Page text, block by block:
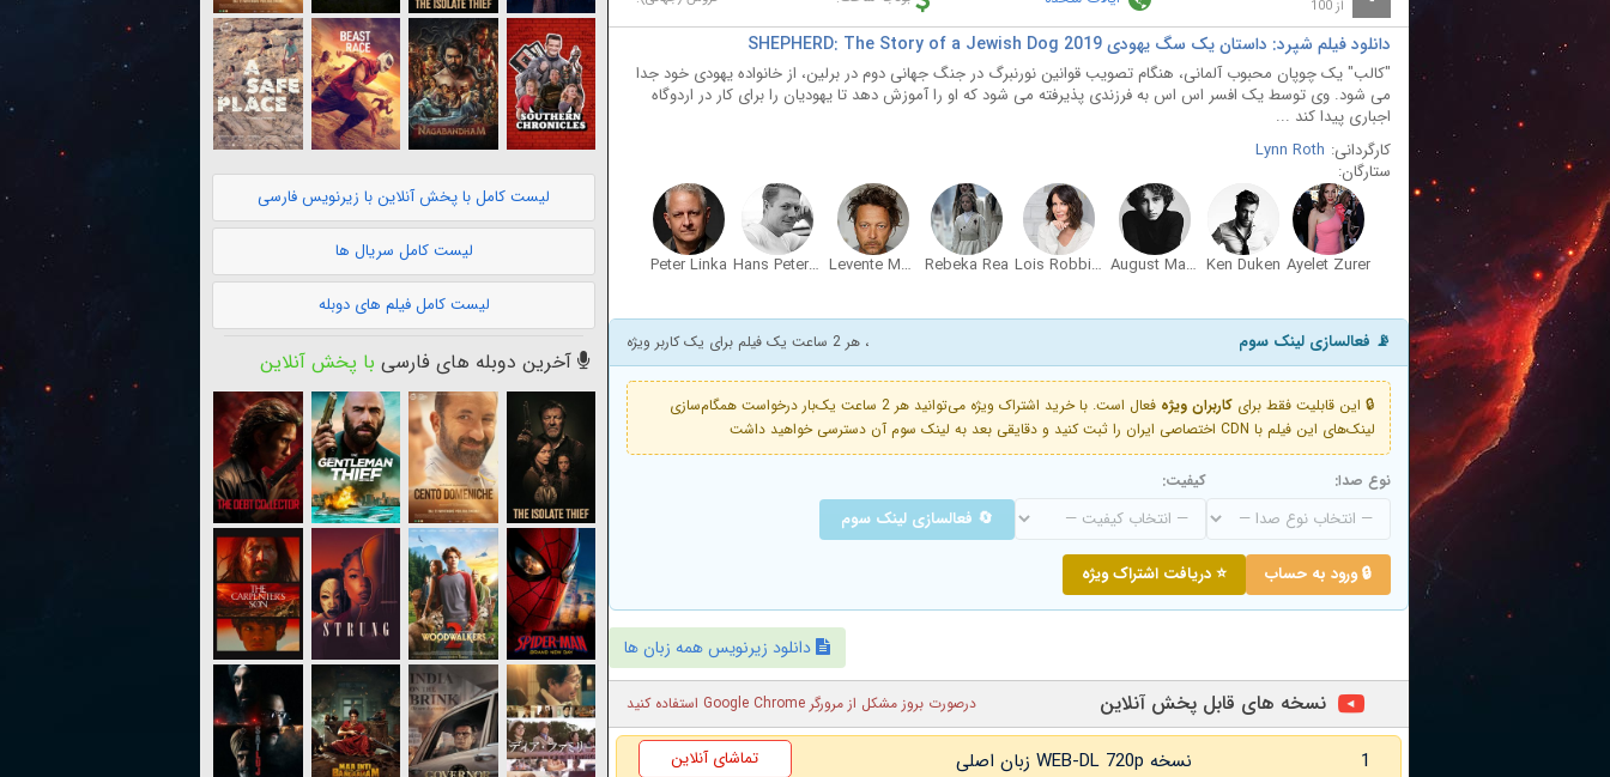
از 100
دانلود فیلم شپرد: داستان یک سگ یهودی SHEPHERD: The Story of a Jewish Dog 2019
"کالب" یک چوپان محبوب آلمانی، هنگام تصویب قوانین نورنبرگ در جنگ جهانی دوم در برلین، از خانواده یهودی خود جدا
می شود. وی توسط یک افسر اس اس به فرزندی پذیرفته می شود که او را آموزش دهد تا یهودیان را برای کار در اردوگاه
اجباری پیدا کند ...
کارگردانی: Lynn Roth
ستارگان:
Ayelet Zurer
Ken Duken
August Maturo
Lois Robbins
Rebeka Rea
Levente Molnár
Hans Peterson
Peter Linka
📡 فعالسازی لینک سوم ، هر 2 ساعت یک فیلم برای یک کاربر ویژه
🔒 این قابلیت فقط برای کاربران ویژه
فعال است. با خرید اشتراک ویژه می‌توانید هر 2 ساعت یک‌بار درخواست همگام‌سازی
لینک‌های این فیلم با CDN اختصاصی ایران را ثبت کنید و دقایقی بعد به لینک سوم آن دسترسی خواهید داشت
نوع صدا: کیفیت:
🔄 فعالسازی لینک سوم
🔒 ورود به حساب ⭐ دریافت اشتراک ویژه
دانلود زیرنویس همه زبان ها
نسخه های قابل پخش آنلاین درصورت بروز مشکل از مرورگر Google Chrome استفاده کنید
1 نسخه WEB-DL 720p زبان اصلی تماشای آنلاین
لیست کامل با پخش آنلاین با زیرنویس فارسی
لیست کامل سریال ها
لیست کامل فیلم های دوبله
آخرین دوبله های فارسی با پخش آنلاین